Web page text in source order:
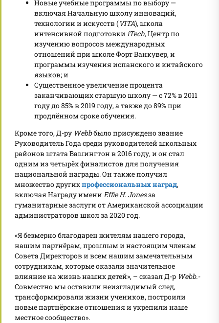
Новые учебные программы по выбору —
включая Начальную школу инноваций,
технологии и искусств (VITA), школа
интенсивной подготовки iTech,Центр по
изучению вопросов международных
отношений при школе Форт Ванкувер, и
программы изучения испанского и китайского
языков; и
Существенное увеличение процента
заканчивающих старшую школу — с 72% в 2011
году до 85% в 2019 году, а также до 89% при
продлённом сроке обучения.
Кроме того, Д-ру Webbбыло присуждено звание
Руководитель Года среди руководителей школьных
районов штата Вашингтон в 2016 году, и он стал
одним из четырёх финалистов для получения
национальной награды. Он также получил
множество другихпрофессиональных наград,
включая Награду имени EffieH. Jonesза
гуманитарные заслуги от Американской ассоциации
администраторов школ за 2020 год.
«Я безмерно благодарен жителям нашего города,
нашим партнёрам, прошлым и настоящим членам
Совета Директоров и всем нашим замечательным
сотрудникам, которые оказали значительное
влияние на жизнь наших детей», – сказал Д-р Webb.-
Совместно мы оставили неизгладимый след,
трансформировали жизни учеников, построили
новые партнёрские отношения и укрепили наше
местное сообщество».